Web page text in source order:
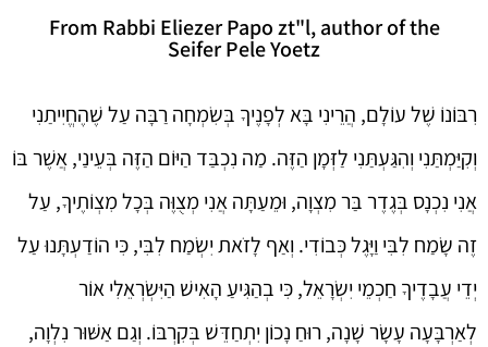
From Rabbi Eliezer Papo zt"l, author of the
Seifer Pele Yoetz
רִבּוֹנוֹ שֶׁל עוֹלָם, הֲרֵינִי בָּא לְפָנֶיךָ בְּשִׂמְחָה רַבָּה עַל שֶׁהֶחֱיִיתַנִי
וְקִיַּמְתַּנִי וְהִגַּעְתַּנִי לַזְּמָן הַזֶּה. מַה נִכְבַּד הַיּוֹם הַזֶּה בְּעֵינַי, אֲשֶׁר בּוֹ
אֲנִי נִכְנָס בְּגֶדֶר בַּר מִצְוָה, וּמֵעַתָּה אֲנִי מְצֻוֶּה בְּכָל מִצְוֹתֶיךָ, עַל
זֶה שָׂמַח לִבִּי וַיָּגֶל כְּבוֹדִי. וְאַף לָזֹאת יִשְׂמַח לִבִּי, כִּי הוֹדַעְתָּנוּ עַל
יְדֵי עֲבָדֶיךָ חַכְמֵי יִשְׂרָאֵל, כִּי בְהַגִּיעַ הָאִישׁ הַיִּשְׂרְאֵלִי אוֹר
לְאַרְבָּעָה עָשָׂר שָׁנָה, רוּחַ נָכוֹן יִתְחַדֵּשׁ בְּקִרְבּוֹ. וְגַם אַשּׁוּר נִלְוָה,